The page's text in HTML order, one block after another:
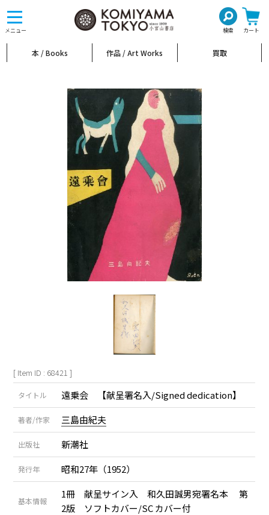
メニュー 検索 カート
toggle
navigation
本 / Books 作品 / Art Works 買取
[ Item ID : 68421 ]
タイトル 遠乗会 【献呈署名入/Signed dedication】
著者/作家 三島由紀夫
出版社 新潮社
発行年 昭和27年（1952）
基本情報
1冊 献呈サイン入 和久田誠男宛署名本 第
2版 ソフトカバー/SC カバー付